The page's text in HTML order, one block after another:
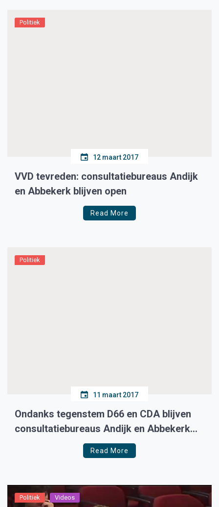
Politiek
12 maart 2017
VVD tevreden: consultatiebureaus Andijk
en Abbekerk blijven open
Read More
Politiek
11 maart 2017
Ondanks tegenstem D66 en CDA blijven
consultatiebureaus Andijk en Abbekerk
Read More
Politiek Videos